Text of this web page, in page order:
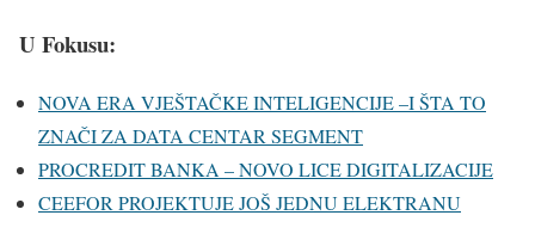
U Fokusu:
NOVA ERA VJEŠTAČKE INTELIGENCIJE –I ŠTA TO
ZNAČI ZA DATA CENTAR SEGMENT
PROCREDIT BANKA – NOVO LICE DIGITALIZACIJE
CEEFOR PROJEKTUJE JOŠ JEDNU ELEKTRANU